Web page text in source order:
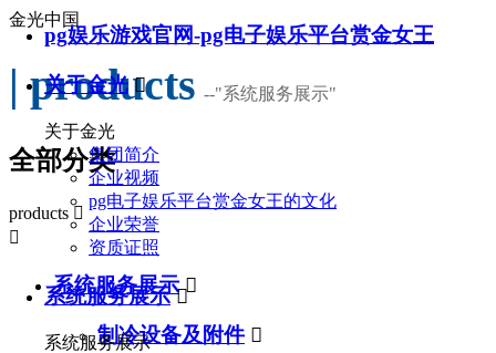
pg娱乐游戏官网-pg电子娱乐平台赏金女王
关于金光 
关于金光
集团简介
企业视频
pg电子娱乐平台赏金女王的文化
企业荣誉
资质证照
系统服务展示 
系统服务展示
金光中国
| products --"系统服务展示"
全部分类
products 

系统服务展示 
制冷设备及附件 